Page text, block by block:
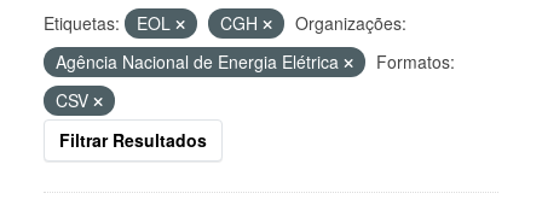
Etiquetas: EOL CGH
Organizações:
Agência Nacional de Energia Elétrica
Formatos:
CSV
Filtrar Resultados